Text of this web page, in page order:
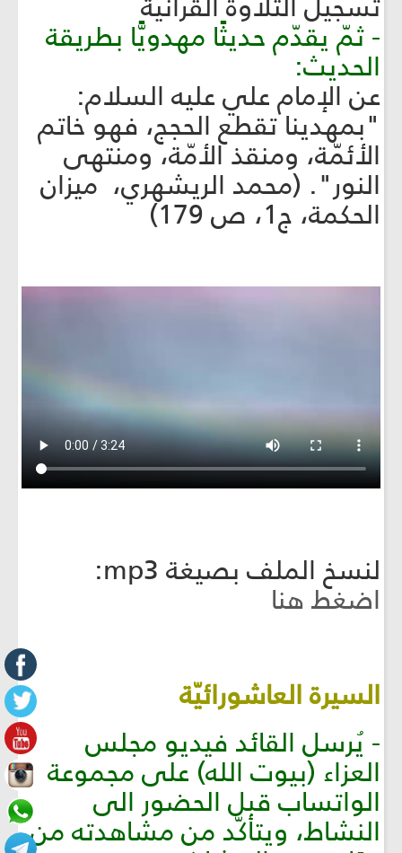
- ثمّ يقدّم حديثًا مهدويًّا بطريقة
الحديث:
عن الإمام علي عليه السلام:
"بمهدينا تقطع الحجج، فهو خاتم
الأئمّة، ومنقذ الأمّة، ومنتهى
النور". (محمد الريشهري، ميزان
الحكمة، ج1، ص 179)
لنسخ الملف بصيغة mp3:
اضغط هنا
السيرة العاشورائيّة
- يُرسل القائد فيديو مجلس
العزاء (بيوت الله) على مجموعة
الواتساب قبل الحضور الى
النشاط، ويتأكّد من مشاهدته من